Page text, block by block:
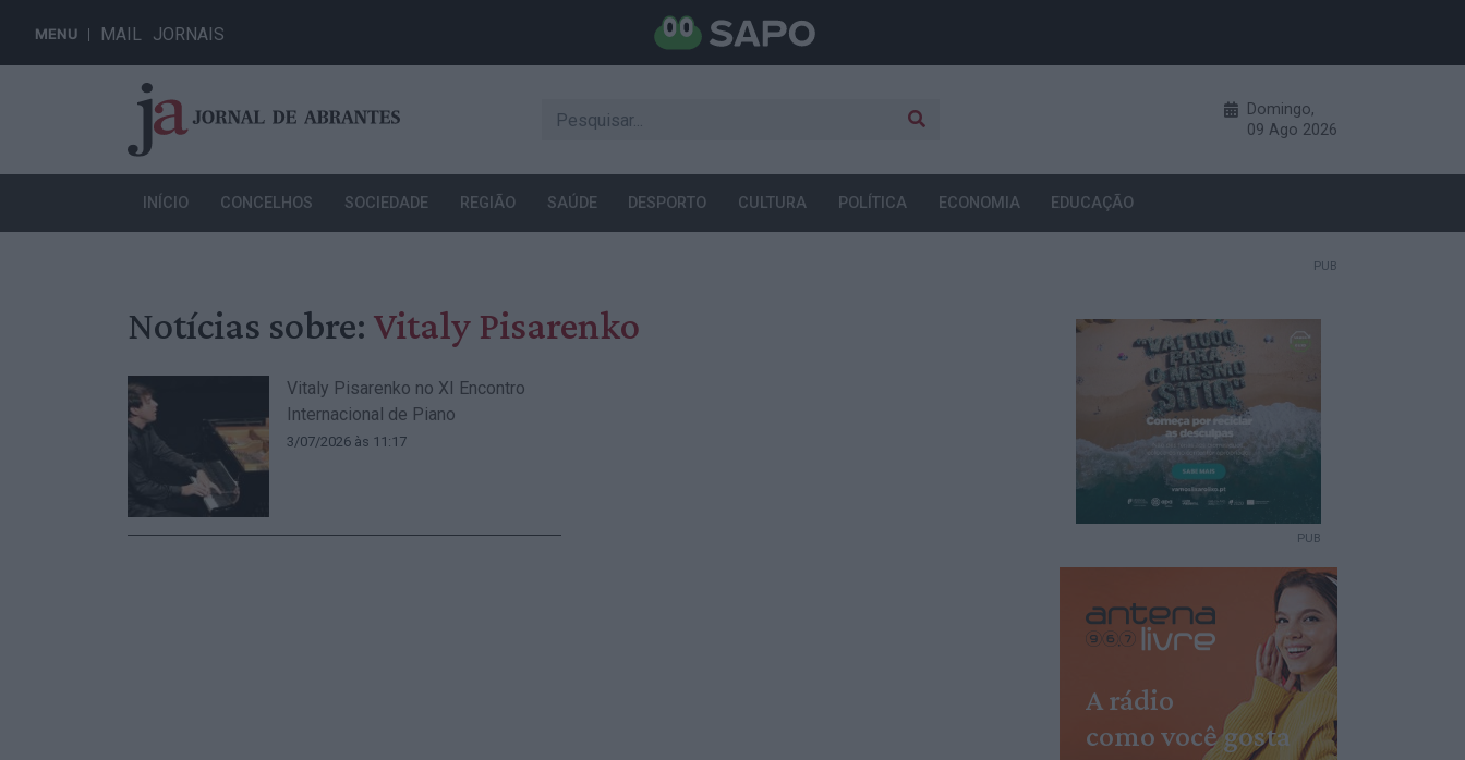
MENU MAIL JORNAIS
Domingo,
09 Ago 2026
INÍCIO CONCELHOS SOCIEDADE REGIÃO SAÚDE DESPORTO CULTURA POLÍTICA ECONOMIA EDUCAÇÃO
PUB
Notícias sobre: Vitaly Pisarenko
Vitaly Pisarenko no XI Encontro
Internacional de Piano
3/07/2026 às 11:17
PUB
A rádio
como você gosta